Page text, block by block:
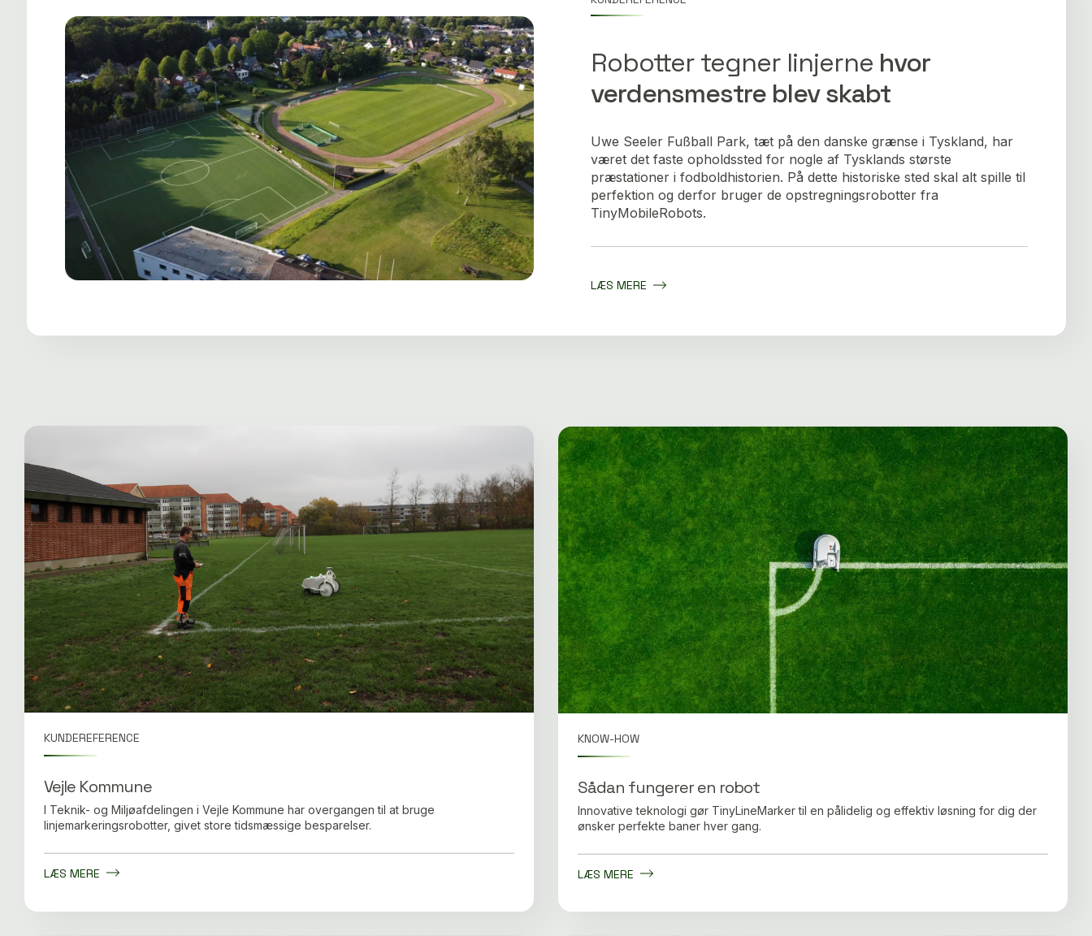
Robotter tegner linjerne hvor
verdensmestre blev skabt
Uwe Seeler Fußball Park, tæt på den danske grænse i Tyskland, har
været det faste opholdssted for nogle af Tysklands største
præstationer i fodboldhistorien. På dette historiske sted skal alt spille til
perfektion og derfor bruger de opstregningsrobotter fra
TinyMobileRobots.
LÆS MERE
KUNDEREFERENCE
Vejle Kommune
I Teknik- og Miljøafdelingen i Vejle Kommune har overgangen til at bruge
linjemarkeringsrobotter, givet store tidsmæssige besparelser.
LÆS MERE
KNOW-HOW
Sådan fungerer en robot
Innovative teknologi gør TinyLineMarker til en pålidelig og effektiv løsning for dig der
ønsker perfekte baner hver gang.
LÆS MERE